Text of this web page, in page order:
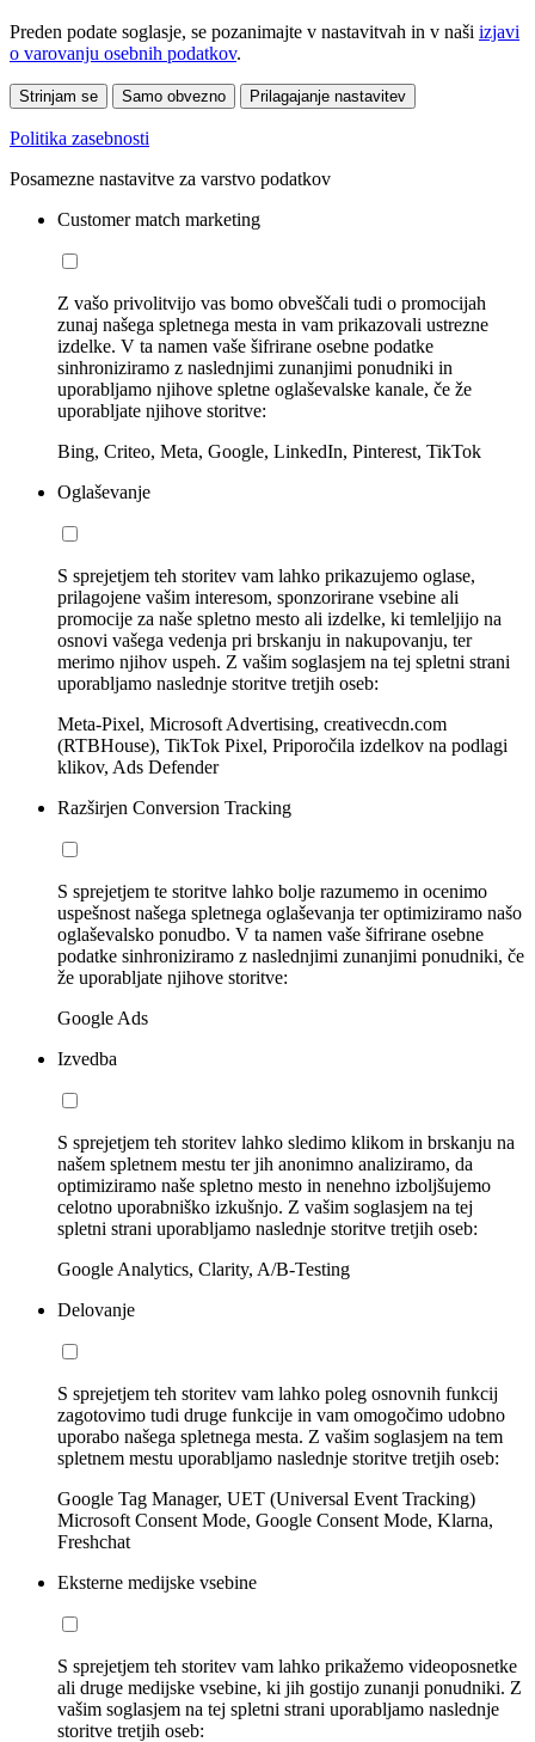
Preden podate soglasje, se pozanimajte v nastavitvah in v naši izjavi
o varovanju osebnih podatkov.
Strinjam se Samo obvezno Prilagajanje nastavitev
Politika zasebnosti
Posamezne nastavitve za varstvo podatkov
Customer match marketing
Z vašo privolitvijo vas bomo obveščali tudi o promocijah
zunaj našega spletnega mesta in vam prikazovali ustrezne
izdelke. V ta namen vaše šifrirane osebne podatke
sinhroniziramo z naslednjimi zunanjimi ponudniki in
uporabljamo njihove spletne oglaševalske kanale, če že
uporabljate njihove storitve:
Bing, Criteo, Meta, Google, LinkedIn, Pinterest, TikTok
Oglaševanje
S sprejetjem teh storitev vam lahko prikazujemo oglase,
prilagojene vašim interesom, sponzorirane vsebine ali
promocije za naše spletno mesto ali izdelke, ki temleljijo na
osnovi vašega vedenja pri brskanju in nakupovanju, ter
merimo njihov uspeh. Z vašim soglasjem na tej spletni strani
uporabljamo naslednje storitve tretjih oseb:
Meta-Pixel, Microsoft Advertising, creativecdn.com
(RTBHouse), TikTok Pixel, Priporočila izdelkov na podlagi
klikov, Ads Defender
Razširjen Conversion Tracking
S sprejetjem te storitve lahko bolje razumemo in ocenimo
uspešnost našega spletnega oglaševanja ter optimiziramo našo
oglaševalsko ponudbo. V ta namen vaše šifrirane osebne
podatke sinhroniziramo z naslednjimi zunanjimi ponudniki, če
že uporabljate njihove storitve:
Google Ads
Izvedba
S sprejetjem teh storitev lahko sledimo klikom in brskanju na
našem spletnem mestu ter jih anonimno analiziramo, da
optimiziramo naše spletno mesto in nenehno izboljšujemo
celotno uporabniško izkušnjo. Z vašim soglasjem na tej
spletni strani uporabljamo naslednje storitve tretjih oseb:
Google Analytics, Clarity, A/B-Testing
Delovanje
S sprejetjem teh storitev vam lahko poleg osnovnih funkcij
zagotovimo tudi druge funkcije in vam omogočimo udobno
uporabo našega spletnega mesta. Z vašim soglasjem na tem
spletnem mestu uporabljamo naslednje storitve tretjih oseb:
Google Tag Manager, UET (Universal Event Tracking)
Microsoft Consent Mode, Google Consent Mode, Klarna,
Freshchat
Eksterne medijske vsebine
S sprejetjem teh storitev vam lahko prikažemo videoposnetke
ali druge medijske vsebine, ki jih gostijo zunanji ponudniki. Z
vašim soglasjem na tej spletni strani uporabljamo naslednje
storitve tretjih oseb: